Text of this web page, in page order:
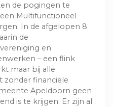
de pogingen te
Multifunctioneel
In de afgelopen 8
de
en
– een flink
maar bij alle
zonder financiële
Apeldoorn geen
is te krijgen. Er zijn al